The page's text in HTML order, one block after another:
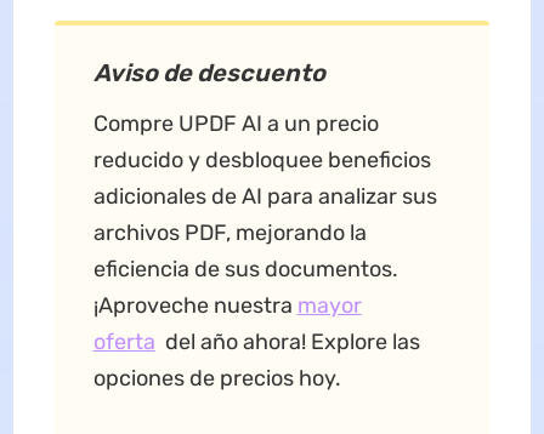
Aviso de descuento
Compre UPDF AI a un precio
reducido y desbloquee beneficios
adicionales de AI para analizar sus
archivos PDF, mejorando la
eficiencia de sus documentos.
¡Aproveche nuestra mayor
oferta del año ahora! Explore las
opciones de precios hoy.